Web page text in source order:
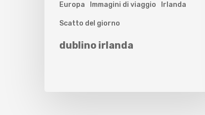
Europa Immagini di viaggio Irlanda
Scatto del giorno
dublino irlanda